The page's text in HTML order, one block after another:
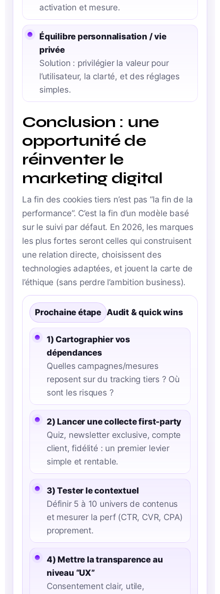
activation et mesure.
Équilibre personnalisation / vie
privée
Solution : privilégier la valeur pour
l’utilisateur, la clarté, et des réglages
simples.
Conclusion : une
opportunité de
réinventer le
marketing digital
La fin des cookies tiers n’est pas “la fin de la
performance”. C’est la fin d’un modèle basé
sur le suivi par défaut. En 2026, les marques
les plus fortes seront celles qui construisent
une relation directe, choisissent des
technologies adaptées, et jouent la carte de
l’éthique (sans perdre l’ambition business).
Prochaine étape Audit & quick wins
1) Cartographier vos
dépendances
Quelles campagnes/mesures
reposent sur du tracking tiers ? Où
sont les risques ?
2) Lancer une collecte first-party
Quiz, newsletter exclusive, compte
client, fidélité : un premier levier
simple et rentable.
3) Tester le contextuel
Définir 5 à 10 univers de contenus
et mesurer la perf (CTR, CVR, CPA)
proprement.
4) Mettre la transparence au
niveau “UX”
Consentement clair, utile,